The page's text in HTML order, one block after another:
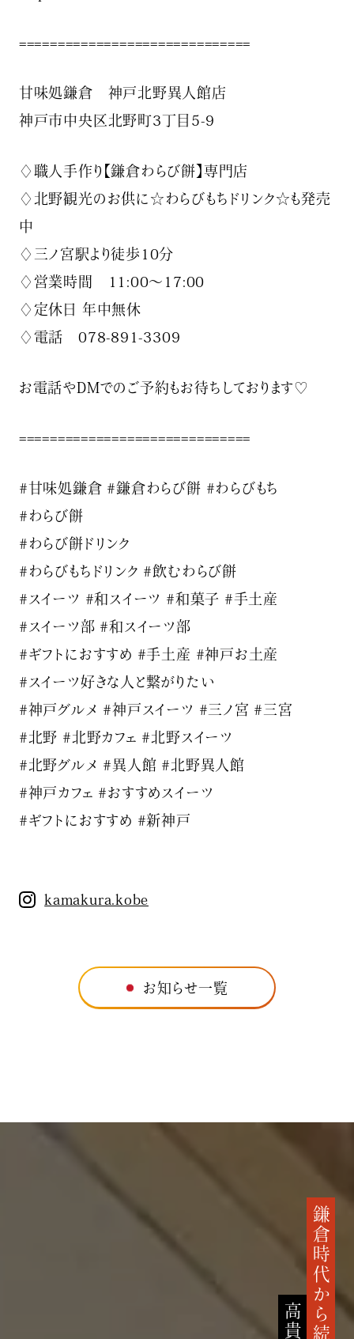
==============================
甘味処鎌倉 神戸北野異人館店
神戸市中央区北野町3丁目5-9
♢職人手作り【鎌倉わらび餅】専門店
♢北野観光のお供に☆わらびもちドリンク☆も発売
中
♢三ノ宮駅より徒歩10分
♢営業時間 11:00〜17:00
♢定休日 年中無休
♢電話 078-891-3309
お電話やDMでのご予約もお待ちしております♡
==============================
#甘味処鎌倉 #鎌倉わらび餅 #わらびもち
#わらび餅
#わらび餅ドリンク
#わらびもちドリンク #飲むわらび餅
#スイーツ #和スイーツ #和菓子 #手土産
#スイーツ部 #和スイーツ部
#ギフトにおすすめ #手土産 #神戸お土産
#スイーツ好きな人と繋がりたい
#神戸グルメ #神戸スイーツ #三ノ宮 #三宮
#北野 #北野カフェ #北野スイーツ
#北野グルメ #異人館 #北野異人館
#神戸カフェ #おすすめスイーツ
#ギフトにおすすめ #新神戸
kamakura.kobe
お知らせ一覧
鎌倉時代から続く